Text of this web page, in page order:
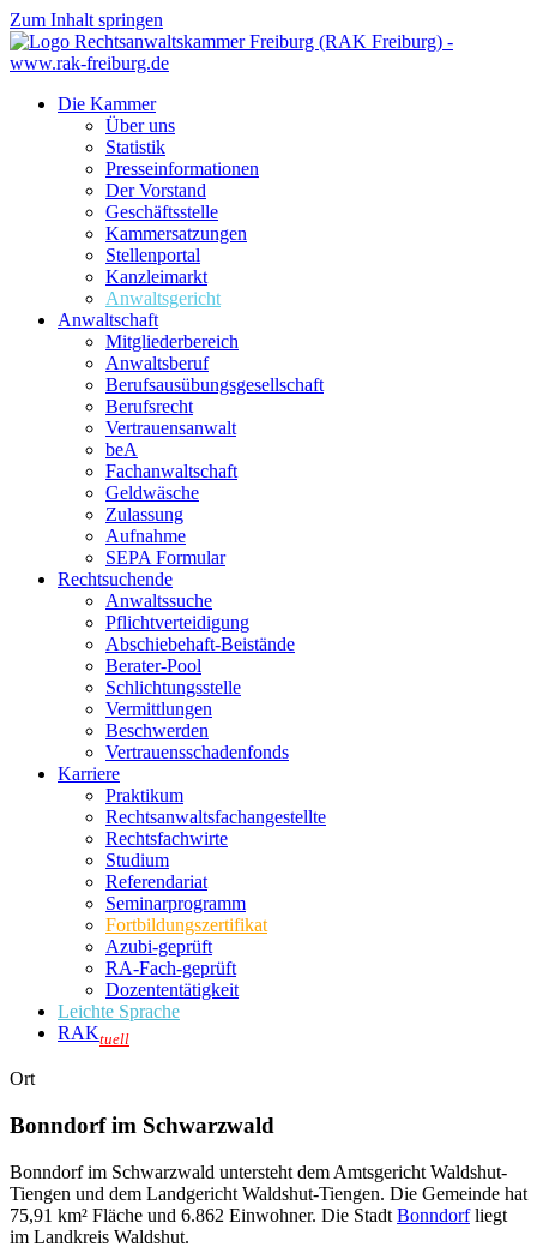
Zum Inhalt springen
Die Kammer
Über uns
Statistik
Presseinformationen
Der Vorstand
Geschäftsstelle
Kammersatzungen
Stellenportal
Kanzleimarkt
Anwaltsgericht
Anwaltschaft
Mitgliederbereich
Anwaltsberuf
Berufsausübungs­gesellschaft
Berufsrecht
Vertrauensanwalt
beA
Fachanwaltschaft
Geldwäsche
Zulassung
Aufnahme
SEPA Formular
Rechtsuchende
Anwaltssuche
Pflichtverteidigung
Abschiebehaft-Beistände
Berater-Pool
Schlichtungsstelle
Vermittlungen
Beschwerden
Vertrauensschadenfonds
Karriere
Praktikum
Rechtsanwalts­fachangestellte
Rechtsfachwirte
Studium
Referendariat
Seminarprogramm
Fortbildungszertifikat
Azubi-geprüft
RA-Fach-geprüft
Dozententätigkeit
Leichte Sprache
RAKtuell
Ort
Bonndorf im Schwarzwald
Bonndorf im Schwarzwald untersteht dem Amtsgericht Waldshut-
Tiengen und dem Landgericht Waldshut-Tiengen. Die Gemeinde hat
75,91 km² Fläche und 6.862 Einwohner. Die Stadt Bonndorfliegt
im Landkreis Waldshut.